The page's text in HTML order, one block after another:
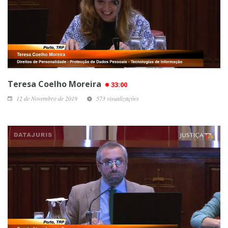
Teresa Coelho Moreira 33:00
12 de Novembro de 2019 573 visualizações